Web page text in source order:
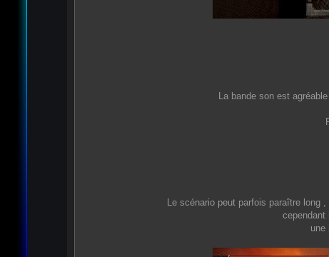
La bande son est
Le scénario peut parfois paraître long
cependant
une